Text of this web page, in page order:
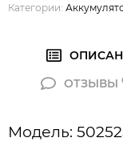
Категории:
ОТЗЫВЫ
Модель: